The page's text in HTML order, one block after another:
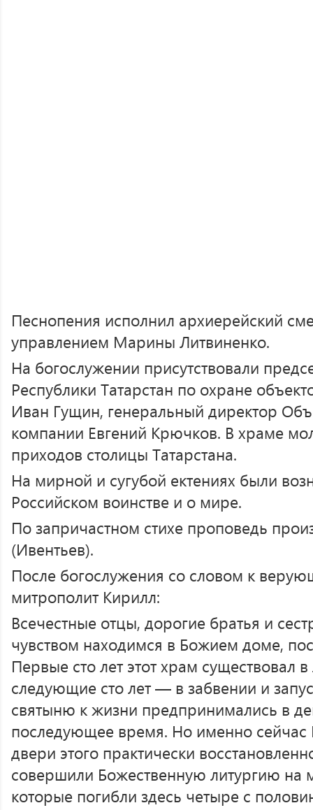
Песнопения исполнил архиерейский
управлением Марины Литвиненко.
На богослужении присутствовали
Республики Татарстан по охране
Иван Гущин, генеральный директор
компании Евгений Крючков. В храме
приходов столицы Татарстана.
На мирной и сугубой ектениях были
Российском воинстве и о мире.
По запричастном стихе проповедь
(Ивентьев).
После богослужения со словом к
митрополит Кирилл:
Всечестные отцы, дорогие братья и
чувством находимся в Божием доме,
Первые сто лет этот храм существовал
следующие сто лет — в забвении и
святыню к жизни предпринимались в
последующее время. Но именно сейчас
двери этого практически
совершили Божественную литургию на
которые погибли здесь четыре с